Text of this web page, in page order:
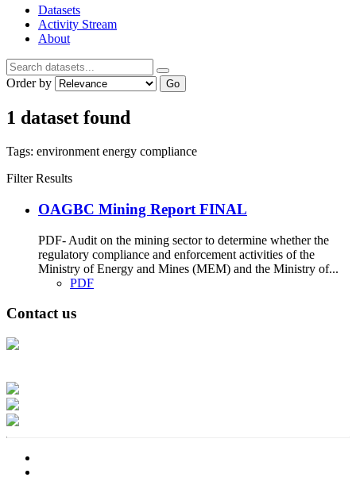
Datasets
Activity Stream
About
Order by Go
1 dataset found
Tags: environment energy compliance
Filter Results
OAGBC Mining Report FINAL
PDF- Audit on the mining sector to determine whether the
regulatory compliance and enforcement activities of the
Ministry of Energy and Mines (MEM) and the Ministry of...
PDF
Contact us